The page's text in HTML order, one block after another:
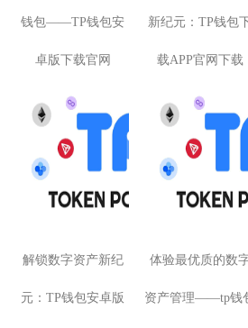
钱包——TP钱包安
卓版下载官网
新纪元：TP钱包
载APP官网下载
解锁数字资产新纪
元：TP钱包安卓版
体验最优质的数
资产管理——tp钱